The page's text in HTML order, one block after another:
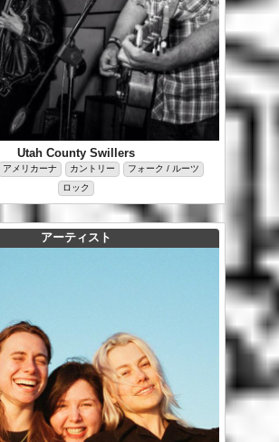
Utah County Swillers
アメリカーナ カントリー
フォーク / ルーツ
ロック
アーティスト